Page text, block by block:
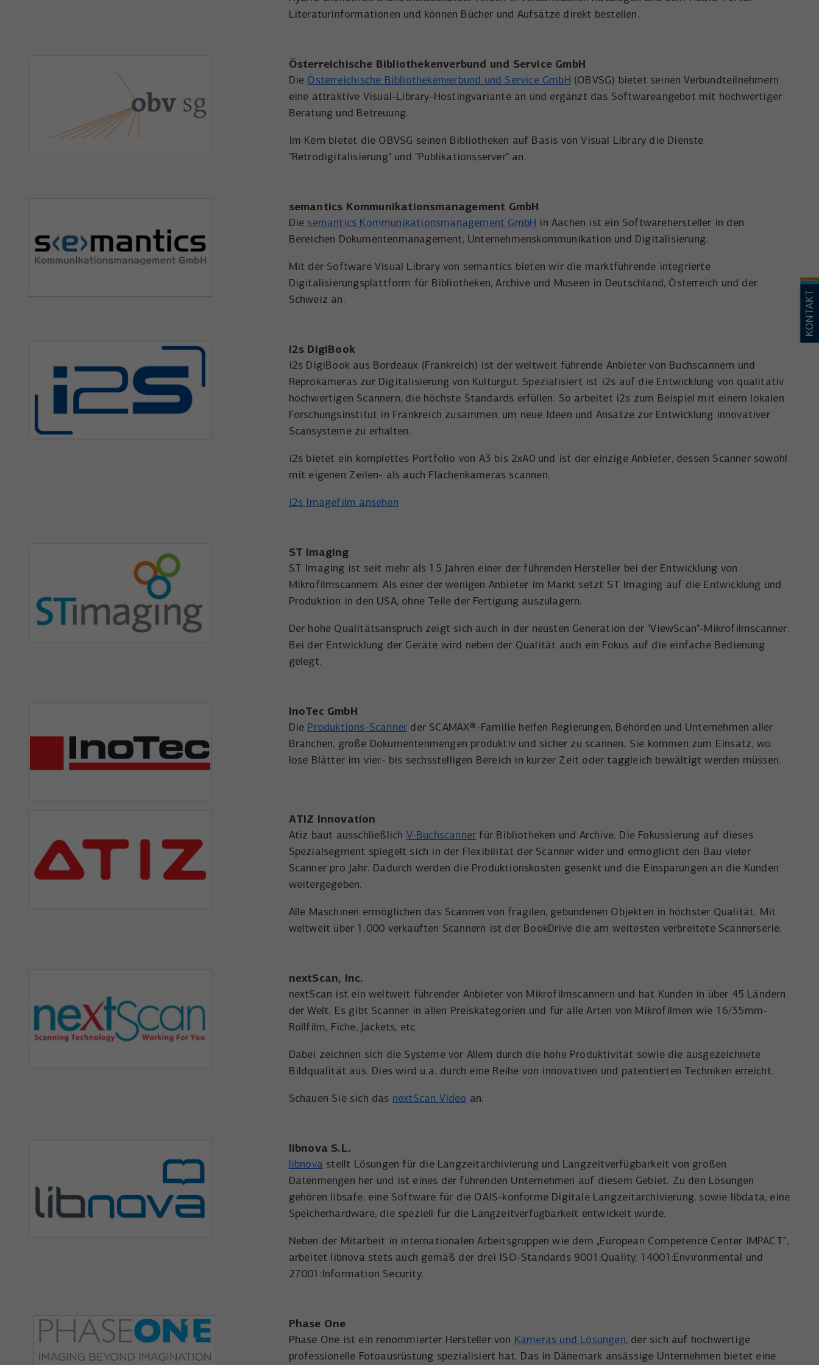
Literaturinformationen und können Bücher und Aufsätze direkt bestellen.
Österreichische Bibliothekenverbund und Service GmbH
Die Österreichische Bibliothekenverbund und Service GmbH (OBVSG) bietet seinen Verbundteilnehmern
eine attraktive Visual-Library-Hostingvariante an und ergänzt das Softwareangebot mit hochwertiger
Beratung und Betreuung.
Im Kern bietet die OBVSG seinen Bibliotheken auf Basis von Visual Library die Dienste
"Retrodigitalisierung" und "Publikationsserver" an.
semantics Kommunikationsmanagement GmbH
Die semantics Kommunikationsmanagement GmbH in Aachen ist ein Softwarehersteller in den
Bereichen Dokumentenmanagement, Unternehmenskommunikation und Digitalisierung.
Mit der Software Visual Library von semantics bieten wir die marktführende integrierte
Digitalisierungsplattform für Bibliotheken, Archive und Museen in Deutschland, Österreich und der
Schweiz an.
i2s DigiBook
i2s DigiBook aus Bordeaux (Frankreich) ist der weltweit führende Anbieter von Buchscannern und
Reprokameras zur Digitalisierung von Kulturgut. Spezialisiert ist i2s auf die Entwicklung von qualitativ
hochwertigen Scannern, die höchste Standards erfüllen. So arbeitet i2s zum Beispiel mit einem lokalen
Forschungsinstitut in Frankreich zusammen, um neue Ideen und Ansätze zur Entwicklung innovativer
Scansysteme zu erhalten.
i2s bietet ein komplettes Portfolio von A3 bis 2xA0 und ist der einzige Anbieter, dessen Scanner sowohl
mit eigenen Zeilen- als auch Flächenkameras scannen.
i2s Imagefilm ansehen
ST Imaging
ST Imaging ist seit mehr als 15 Jahren einer der führenden Hersteller bei der Entwicklung von
Mikrofilmscannern. Als einer der wenigen Anbieter im Markt setzt ST Imaging auf die Entwicklung und
Produktion in den USA, ohne Teile der Fertigung auszulagern.
Der hohe Qualitätsanspruch zeigt sich auch in der neusten Generation der "ViewScan"-Mikrofilmscanner.
Bei der Entwicklung der Geräte wird neben der Qualität auch ein Fokus auf die einfache Bedienung
gelegt.
InoTec GmbH
Die Produktions-Scanner der SCAMAX®-Familie helfen Regierungen, Behörden und Unternehmen aller
Branchen, große Dokumentenmengen produktiv und sicher zu scannen. Sie kommen zum Einsatz, wo
lose Blätter im vier- bis sechsstelligen Bereich in kurzer Zeit oder taggleich bewältigt werden müssen.
ATIZ Innovation
Atiz baut ausschließlich V-Buchscanner für Bibliotheken und Archive. Die Fokussierung auf dieses
Spezialsegment spiegelt sich in der Flexibilität der Scanner wider und ermöglicht den Bau vieler
Scanner pro Jahr. Dadurch werden die Produktionskosten gesenkt und die Einsparungen an die Kunden
weitergegeben.
Alle Maschinen ermöglichen das Scannen von fragilen, gebundenen Objekten in höchster Qualität. Mit
weltweit über 1.000 verkauften Scannern ist der BookDrive die am weitesten verbreitete Scannerserie.
nextScan, Inc.
nextScan ist ein weltweit führender Anbieter von Mikrofilmscannern und hat Kunden in über 45 Ländern
der Welt. Es gibt Scanner in allen Preiskategorien und für alle Arten von Mikrofilmen wie 16/35mm-
Rollfilm, Fiche, Jackets, etc.
Dabei zeichnen sich die Systeme vor Allem durch die hohe Produktivität sowie die ausgezeichnete
Bildqualität aus. Dies wird u.a. durch eine Reihe von innovativen und patentierten Techniken erreicht.
Schauen Sie sich das nextScan Video an.
libnova S.L.
libnova stellt Lösungen für die Langzeitarchivierung und Langzeitverfügbarkeit von großen
Datenmengen her und ist eines der führenden Unternehmen auf diesem Gebiet. Zu den Lösungen
gehören libsafe, eine Software für die OAIS-konforme Digitale Langzeitarchivierung, sowie libdata, eine
Speicherhardware, die speziell für die Langzeitverfügbarkeit entwickelt wurde.
Neben der Mitarbeit in internationalen Arbeitsgruppen wie dem „European Competence Center IMPACT“,
arbeitet libnova stets auch gemäß der drei ISO-Standards 9001:Quality, 14001:Environmental und
27001:Information Security.
Phase One
Phase One ist ein renommierter Hersteller von Kameras und Lösungen, der sich auf hochwertige
professionelle Fotoausrüstung spezialisiert hat. Das in Dänemark ansässige Unternehmen bietet eine
KONTAKT
Laufzeit 1 Tag
Zweck
entsperren.